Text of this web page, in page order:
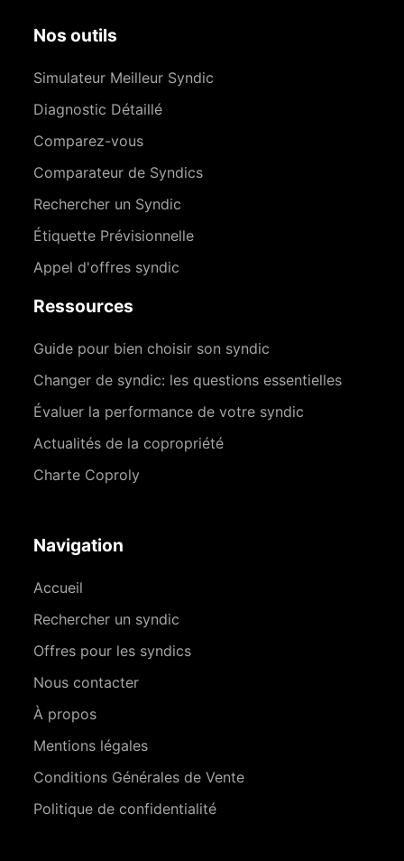
Nos outils
Simulateur Meilleur Syndic
Diagnostic Détaillé
Comparez-vous
Comparateur de Syndics
Rechercher un Syndic
Étiquette Prévisionnelle
Appel d'offres syndic
Ressources
Guide pour bien choisir son syndic
Changer de syndic: les questions essentielles
Évaluer la performance de votre syndic
Actualités de la copropriété
Charte Coproly
Navigation
Accueil
Rechercher un syndic
Offres pour les syndics
Nous contacter
À propos
Mentions légales
Conditions Générales de Vente
Politique de confidentialité